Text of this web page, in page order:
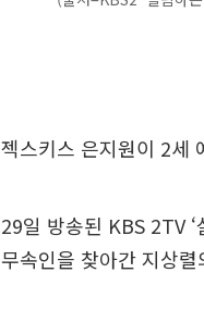
젝스키스 은지원이 2세
29일 방송된 KBS 2TV
무속인을 찾아간 지상